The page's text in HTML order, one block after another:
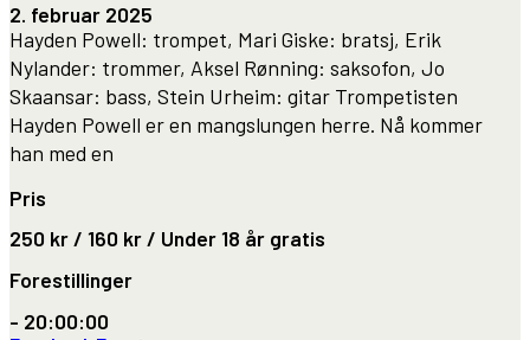
2. februar 2025
Hayden Powell: trompet, Mari Giske: bratsj, Erik
Nylander: trommer, Aksel Rønning: saksofon, Jo
Skaansar: bass, Stein Urheim: gitar Trompetisten
Hayden Powell er en mangslungen herre. Nå kommer
han med en
Pris
250 kr / 160 kr / Under 18 år gratis
Forestillinger
- 20:00:00